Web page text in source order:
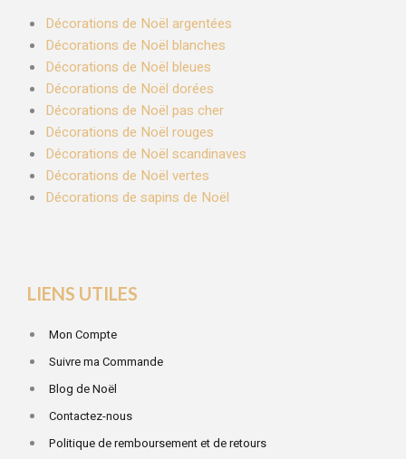
Décorations de Noël argentées
Décorations de Noël blanches
Décorations de Noël bleues
Décorations de Noël dorées
Décorations de Noël pas cher
Décorations de Noël rouges
Décorations de Noël scandinaves
Décorations de Noël vertes
Décorations de sapins de Noël
LIENS UTILES
Mon Compte
Suivre ma Commande
Blog de Noël
Contactez-nous
Politique de remboursement et de retours